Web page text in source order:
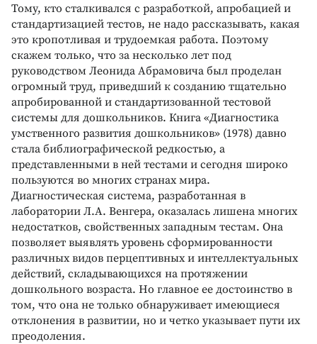
Тому, кто сталкивался с разработкой, апробацией и
стандартизацией тестов, не надо рассказывать, какая
это кропотливая и трудоемкая работа. Поэтому
скажем только, что за несколько лет под
руководством Леонида Абрамовича был проделан
огромный труд, приведший к созданию тщательно
апробированной и стандартизованной тестовой
системы для дошкольников. Книга «Диагностика
умственного развития дошкольников» (1978) давно
стала библиографической редкостью, а
представленными в ней тестами и сегодня широко
пользуются во многих странах мира.
Диагностическая система, разработанная в
лаборатории Л.А. Венгера, оказалась лишена многих
недостатков, свойственных западным тестам. Она
позволяет выявлять уровень сформированности
различных видов перцептивных и интеллектуальных
действий, складывающихся на протяжении
дошкольного возраста. Но главное ее достоинство в
том, что она не только обнаруживает имеющиеся
отклонения в развитии, но и четко указывает пути их
преодоления.